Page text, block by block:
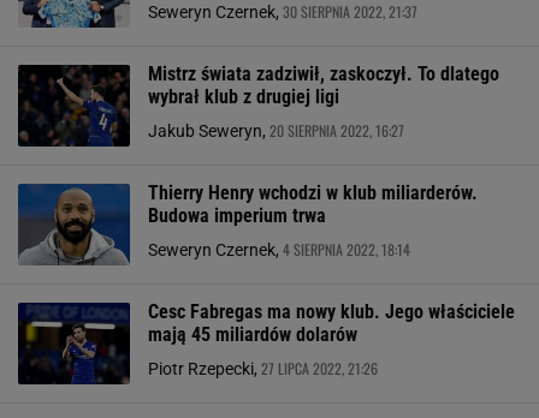
Seweryn Czernek, 30 SIERPNIA 2022, 21:37
Mistrz świata zadziwił, zaskoczył. To dlatego
wybrał klub z drugiej ligi
Jakub Seweryn, 20 SIERPNIA 2022, 16:27
Thierry Henry wchodzi w klub miliarderów.
Budowa imperium trwa
Seweryn Czernek, 4 SIERPNIA 2022, 18:14
Cesc Fabregas ma nowy klub. Jego właściciele
mają 45 miliardów dolarów
Piotr Rzepecki, 27 LIPCA 2022, 21:26